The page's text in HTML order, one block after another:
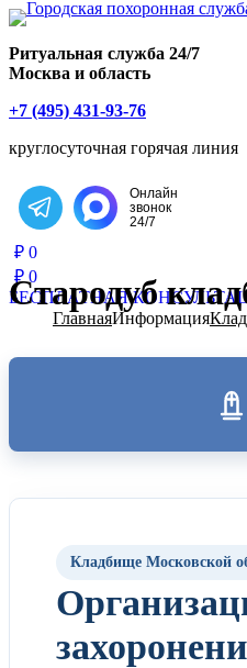
Ритуальная служба 24/7
Москва и область
+7 (495) 431-93-76
круглосуточная горячая линия
Написать в Telegram
Онлайн
звонок
24/7
₽ 0
₽ 0
БЕСПЛАТНАЯ
ГлавнаяИнформация
Стародуб
Кладбище Московской